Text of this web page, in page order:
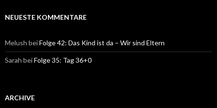
NEUESTE KOMMENTARE
Melush beiFolge 42: Das Kind ist da – Wir sind Eltern
Sarah beiFolge 35: Tag 36+0
ARCHIVE